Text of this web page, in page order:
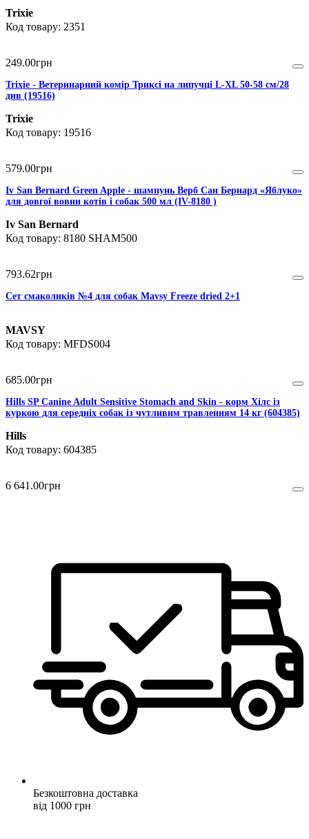
Trixie
2351
249.00грн
Trixie - Ветеринарний комір Триксі на липучці L-XL 50-58 см/28
див (19516)
Trixie
19516
579.00грн
Iv San Bernard Green Apple - шампунь Верб Сан Бернард «Яблуко»
для довгої вовни котів і собак 500 мл (IV-8180 )
Iv San Bernard
8180 SHAM500
793.62грн
Сет смаколиків №4 для собак Mavsy Freeze dried 2+1
MAVSY
MFDS004
685.00грн
Hills SP Canine Adult Sensitive Stomach and Skin - корм Хілс із
куркою для середніх собак із чутливим травленням 14 кг (604385)
Hills
604385
6 641 .00грн
Безкоштовна доставка
від 1000 грн